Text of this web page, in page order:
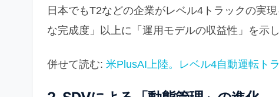
日本でもT2などの企業がレベル4トラックの実
な完成度」以上に「運用モデルの収益性」を示
併せて読む: 米PlusAI上陸。レベル4自動運転ト